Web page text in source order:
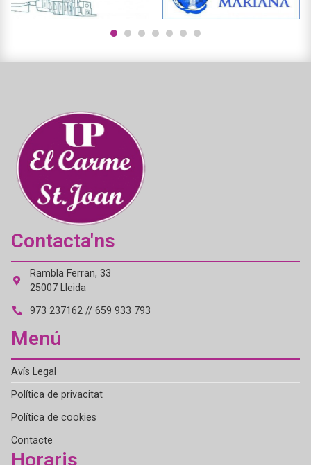
Contacta'ns
Rambla Ferran, 33
25007 Lleida
973 237162 // 659 933 793
Menú
Avís Legal
Política de privacitat
Política de cookies
Contacte
Horaris